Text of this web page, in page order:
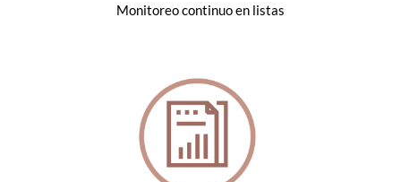
Monitoreo continuo en listas